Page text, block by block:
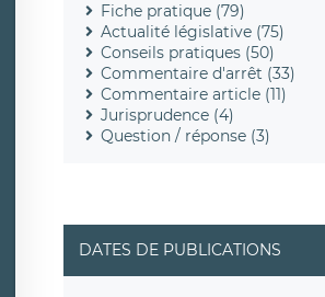
Fiche pratique (79)
Actualité législative (75)
Conseils pratiques (50)
Commentaire d'arrêt (33)
Commentaire article (11)
Jurisprudence (4)
Question / réponse (3)
DATES DE PUBLICATIONS